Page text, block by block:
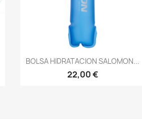
Vista rápida
BOLSA HIDRATACION SALOMON...
22,00 €